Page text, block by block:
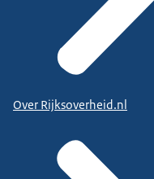
Over Rijksoverheid.nl